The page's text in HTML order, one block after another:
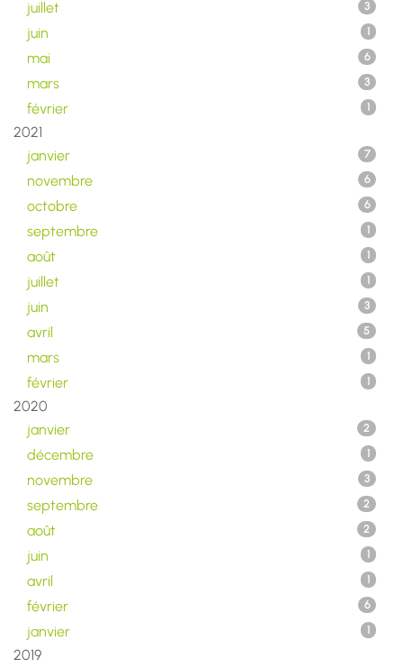
juillet 3
juin 1
mai 6
mars 3
février 1
2021
janvier
7
novembre 6
octobre 6
septembre 1
août 1
juillet 1
juin 3
avril 5
mars 1
février 1
2020
janvier
2
décembre 1
novembre 3
septembre 2
août 2
juin 1
avril 1
février 6
janvier 1
2019